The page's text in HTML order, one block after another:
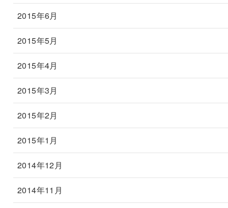
2015年6月
2015年5月
2015年4月
2015年3月
2015年2月
2015年1月
2014年12月
2014年11月